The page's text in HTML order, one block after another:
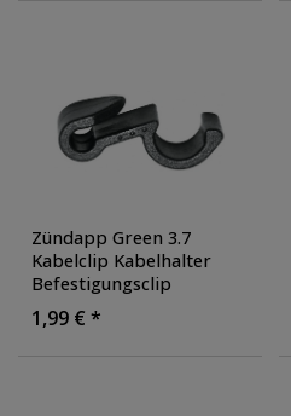
Zündapp Green 3.7
Kabelclip Kabelhalter
Befestigungsclip
Halterung Clip
1,99 € *